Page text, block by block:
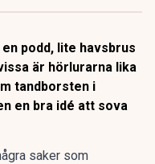
podd, lite havsbrus
är hörlurarna lika
tandborsten i
en bra idé att sova
saker som